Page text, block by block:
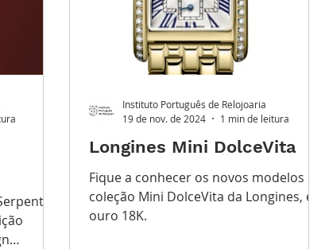
Longines Mini DolceVita
Fique a conhecer os novos modelos da
coleção Mini DolceVita da Longines, em
ouro 18K.
Instituto Português de Relojoaria
19 de nov. de 2024
1 min de leitura